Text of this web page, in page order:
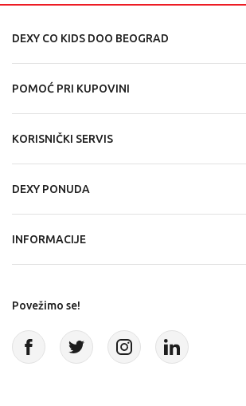
DEXY CO KIDS DOO BEOGRAD
POMOĆ PRI KUPOVINI
KORISNIČKI SERVIS
DEXY PONUDA
INFORMACIJE
Povežimo se!